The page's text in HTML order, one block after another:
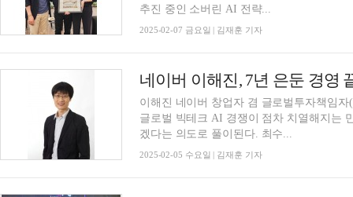
추진 중인 소버린 AI 전략...
2025-02-07 금요일 | 김재훈 기자
이해진 네이버 창업자 겸 글로벌투자책임
글로벌 빅테크 AI 경쟁이 점차 치열해지는
겠다는 의도로 풀이된다. 최수...
2025-02-05 수요일 | 김재훈 기자